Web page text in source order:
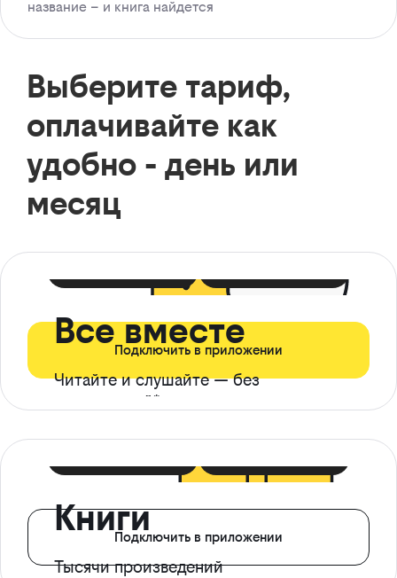
название – и книга найдется
Выберите тариф,
оплачивайте как
удобно - день или
месяц
Все вместе
Читайте и слушайте — без
ограничений*
Подключить в приложении
Книги
Тысячи произведений
Подключить в приложении